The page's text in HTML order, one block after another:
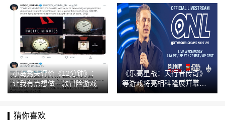
小岛秀夫评价《12分钟》：
让我有点想做一款冒险游戏
《乐高星战：天行者传奇》
等游戏将亮相科隆展开幕之
夜
猜你喜欢